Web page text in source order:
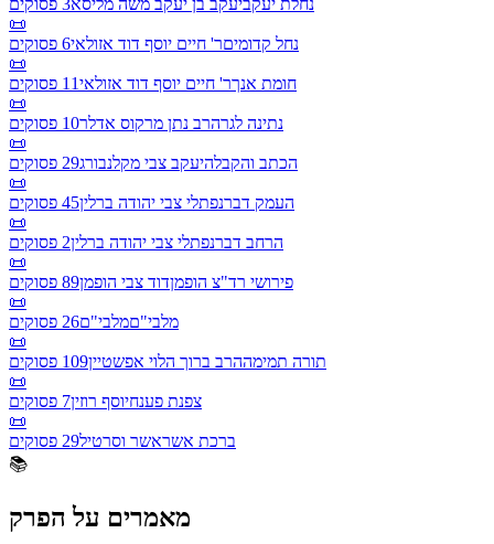
📜
נחל קדומיםר' חיים יוסף דוד אזולאי6 פסוקים
📜
חומת אנךר' חיים יוסף דוד אזולאי11 פסוקים
📜
נתינה לגרהרב נתן מרקוס אדלר10 פסוקים
📜
הכתב והקבלהיעקב צבי מקלנבורג29 פסוקים
📜
העמק דברנפתלי צבי יהודה ברלין45 פסוקים
📜
הרחב דברנפתלי צבי יהודה ברלין2 פסוקים
📜
פירושי רד"צ הופמןדוד צבי הופמן89 פסוקים
📜
מלבי"םמלבי"ם26 פסוקים
📜
תורה תמימההרב ברוך הלוי אפשטיין109 פסוקים
📜
צפנת פענחיוסף רוזין7 פסוקים
📜
ברכת אשראשר וסרטיל29 פסוקים
📚
מאמרים על הפרק